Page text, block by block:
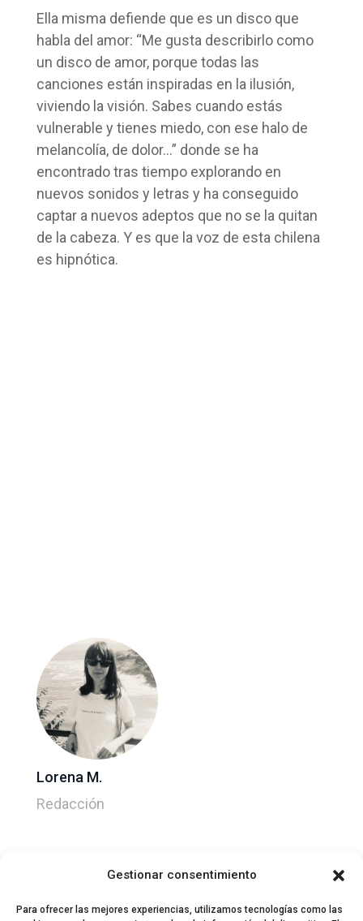
Gestionar consentimiento
Para ofrecer las mejores experiencias, utilizamos tecnologías como las
Ella misma defiende que es un disco que
habla del amor: “Me gusta describirlo como
un disco de amor, porque todas las
canciones están inspiradas en la ilusión,
viviendo la visión. Sabes cuando estás
vulnerable y tienes miedo, con ese halo de
melancolía, de dolor…” donde se ha
encontrado tras tiempo explorando en
nuevos sonidos y letras y ha conseguido
captar a nuevos adeptos que no se la quitan
de la cabeza. Y es que la voz de esta chilena
es hipnótica.
Lorena M.
Redacción